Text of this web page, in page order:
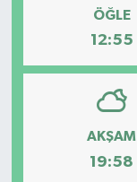
ÖĞLE
12:55
AKŞAM
19:58